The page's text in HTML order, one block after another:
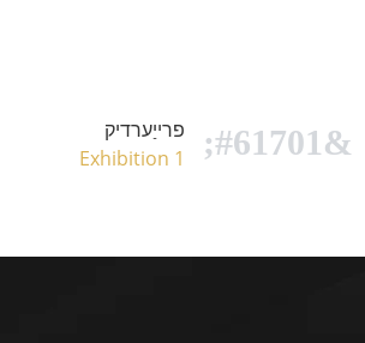
פרייַערדיק
Exhibition 1